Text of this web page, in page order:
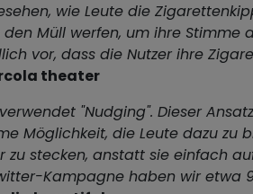
wie Leute die
Müll werfen, um ihre Stimme
vor, dass die Nutzer ihre
theater
"Nudging". Dieser
Möglichkeit, die Leute dazu zu
zu stecken, anstatt sie einfach
Kampagne haben wir etwa